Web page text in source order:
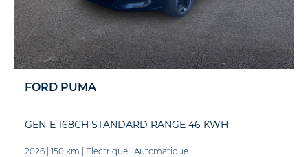
FORD PUMA
GEN-E 168CH STANDARD RANGE 46 KWH
2026 150 km Electrique Automatique